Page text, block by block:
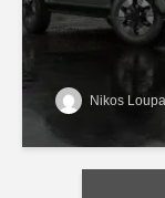
Nikos